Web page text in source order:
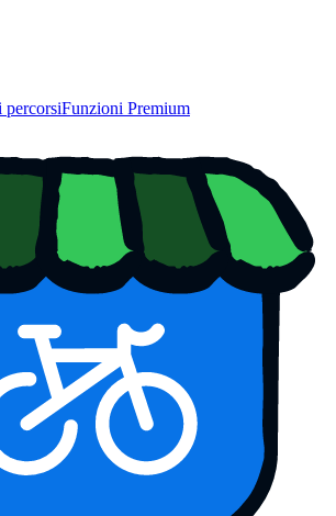
percorsiFunzioni Premium